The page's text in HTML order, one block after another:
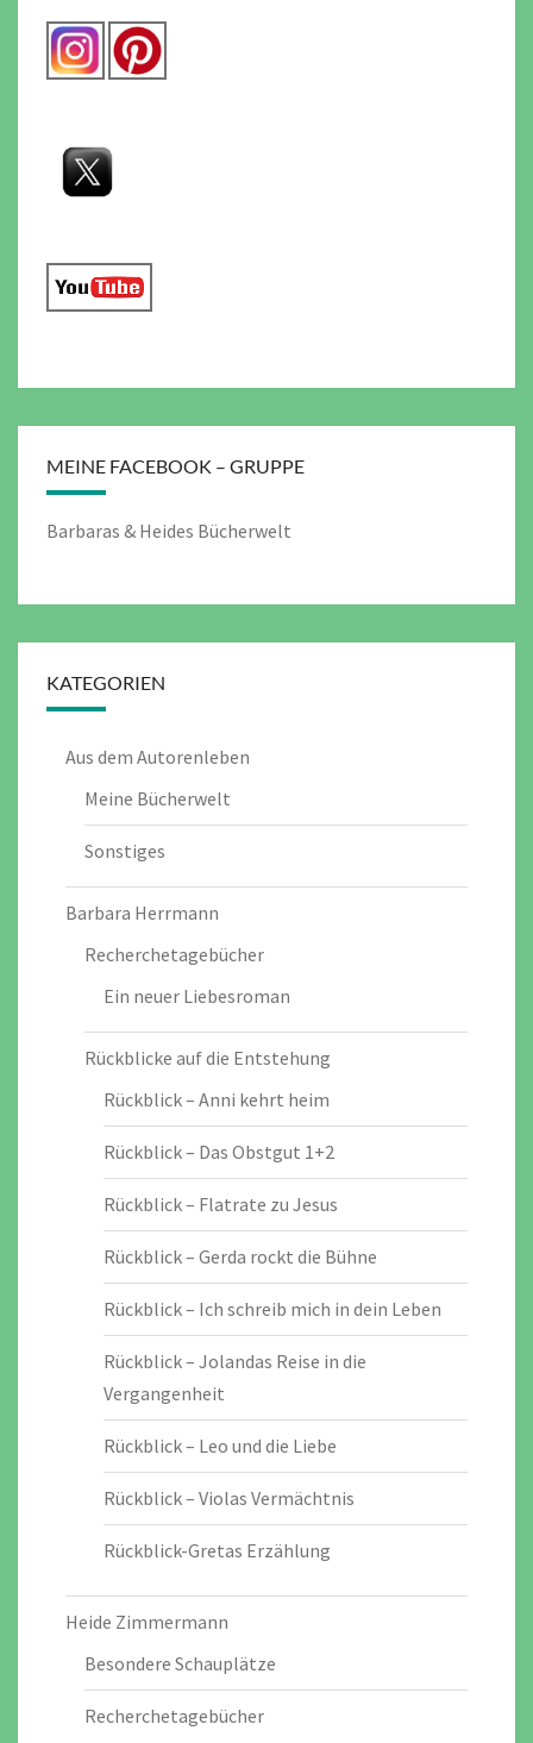
MEINE FACEBOOK – GRUPPE
Barbaras & Heides Bücherwelt
KATEGORIEN
Aus dem Autorenleben
Meine Bücherwelt
Sonstiges
Barbara Herrmann
Recherchetagebücher
Ein neuer Liebesroman
Rückblicke auf die Entstehung
Rückblick – Anni kehrt heim
Rückblick – Das Obstgut 1+2
Rückblick – Flatrate zu Jesus
Rückblick – Gerda rockt die Bühne
Rückblick – Ich schreib mich in dein Leben
Rückblick – Jolandas Reise in die
Vergangenheit
Rückblick – Leo und die Liebe
Rückblick – Violas Vermächtnis
Rückblick-Gretas Erzählung
Heide Zimmermann
Besondere Schauplätze
Recherchetagebücher